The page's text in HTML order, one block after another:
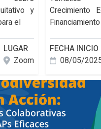
y
el
LUGAR
Zoom
Crecimiento
FECHA INICIO
08/05/